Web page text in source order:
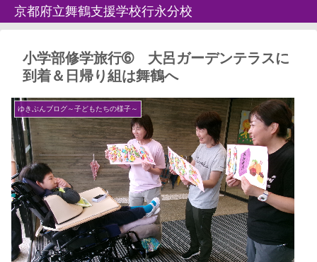
京都府立舞鶴支援学校行永分校
小学部修学旅行➅ 大呂ガーデンテラスに
到着＆日帰り組は舞鶴へ
ゆきぶんブログ～子どもたちの様子～